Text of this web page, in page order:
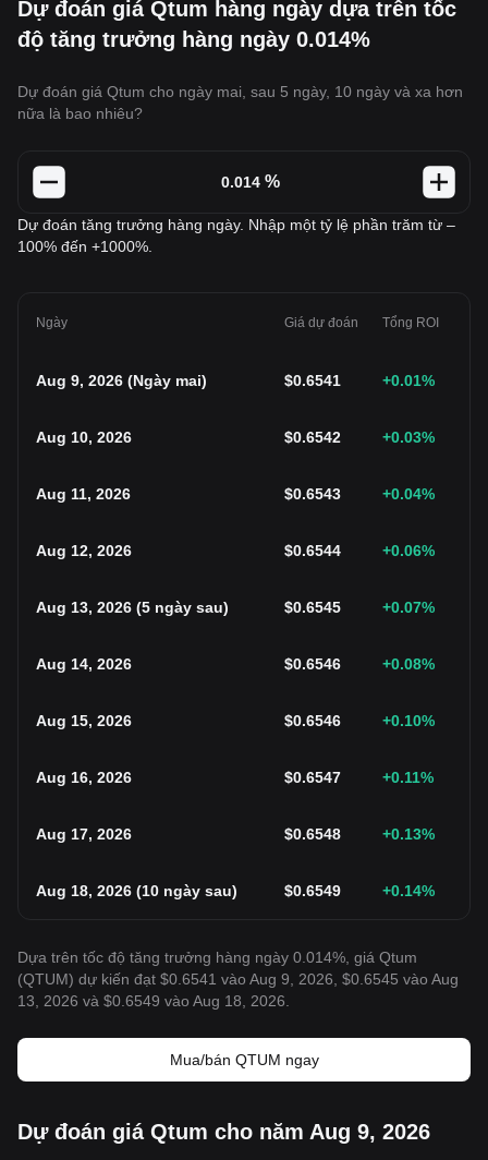
Dự đoán giá Qtum hàng ngày dựa trên tốc
độ tăng trưởng hàng ngày 0.014%
Dự đoán giá Qtum cho ngày mai, sau 5 ngày, 10 ngày và xa hơn
nữa là bao nhiêu?
%
Dự đoán tăng trưởng hàng ngày. Nhập một tỷ lệ phần trăm từ –
100% đến +1000%.
Ngày Giá dự đoán Tổng ROI
Aug 9, 2026 (Ngày mai) $0.6541 +0.01%
Aug 10, 2026 $0.6542 +0.03%
Aug 11, 2026 $0.6543 +0.04%
Aug 12, 2026 $0.6544 +0.06%
Aug 13, 2026 (5 ngày sau) $0.6545 +0.07%
Aug 14, 2026 $0.6546 +0.08%
Aug 15, 2026 $0.6546 +0.10%
Aug 16, 2026 $0.6547 +0.11%
Aug 17, 2026 $0.6548 +0.13%
Aug 18, 2026 (10 ngày sau) $0.6549 +0.14%
Dựa trên tốc độ tăng trưởng hàng ngày 0.014%, giá Qtum
(QTUM) dự kiến đạt $0.6541 vào Aug 9, 2026, $0.6545 vào Aug
13, 2026 và $0.6549 vào Aug 18, 2026.
Mua/bán QTUM ngay
Dự đoán giá Qtum cho năm Aug 9, 2026